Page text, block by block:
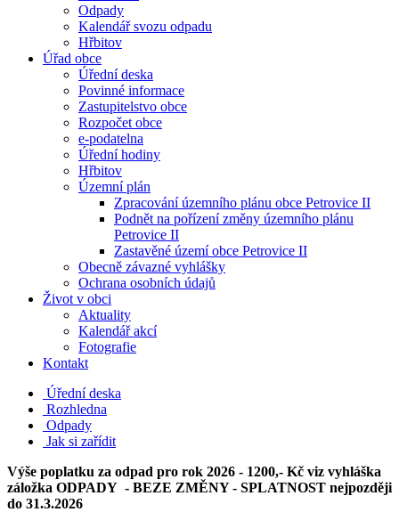
Odpady
Kalendář svozu odpadu
Hřbitov
Úřad obce
Úřední deska
Povinné informace
Zastupitelstvo obce
Rozpočet obce
e-podatelna
Úřední hodiny
Hřbitov
Územní plán
Zpracování územního plánu obce Petrovice II
Podnět na pořízení změny územního plánu
Petrovice II
Zastavěné území obce Petrovice II
Obecně závazné vyhlášky
Ochrana osobních údajů
Život v obci
Aktuality
Kalendář akcí
Fotografie
Kontakt
Úřední deska
Rozhledna
Odpady
Jak si zařídit
Výše poplatku za odpad pro rok 2026 - 1200,- Kč viz vyhláška
záložka ODPADY - BEZE ZMĚNY - SPLATNOST nejpozději
do 31.3.2026